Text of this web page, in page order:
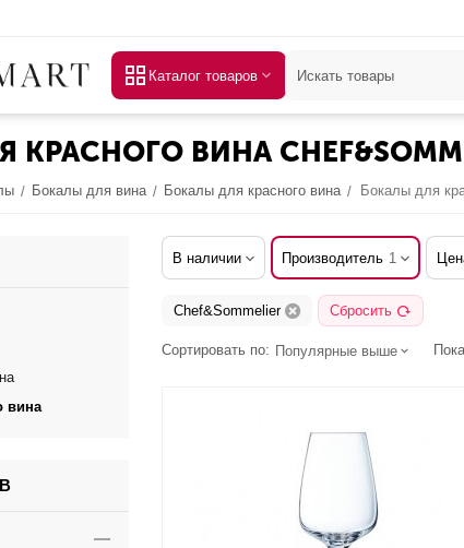
Каталог товаров
ВИНА
/ Бокалы для вина / Бокалы для красного вина / Бокалы для
В наличии Производитель 1
Chef&Sommelier Сбросить
Сортировать по: Популярные выше
вина